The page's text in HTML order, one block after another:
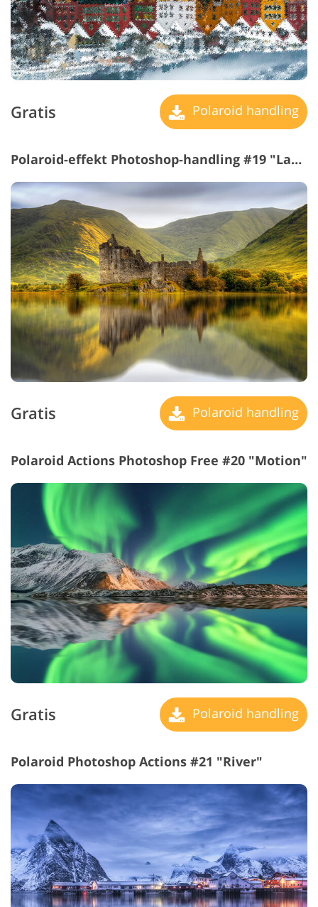
Gratis Polaroid handling
Polaroid-effekt Photoshop-handling #19 "Lake"
Gratis Polaroid handling
Polaroid Actions Photoshop Free #20 "Motion"
Gratis Polaroid handling
Polaroid Photoshop Actions #21 "River"